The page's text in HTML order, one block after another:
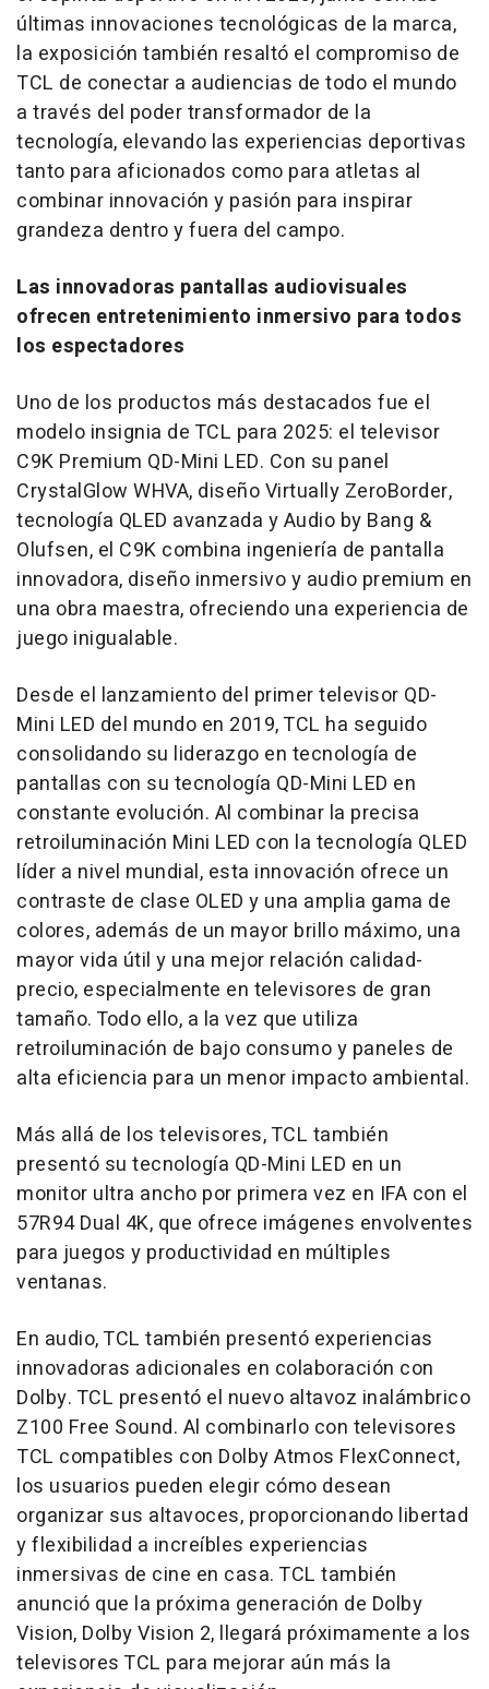
últimas innovaciones tecnológicas de la marca,
la exposición también resaltó el compromiso de
TCL de conectar a audiencias de todo el mundo
a través del poder transformador de la
tecnología, elevando las experiencias deportivas
tanto para aficionados como para atletas al
combinar innovación y pasión para inspirar
grandeza dentro y fuera del campo.
Las innovadoras pantallas audiovisuales
ofrecen entretenimiento inmersivo para todos
los espectadores
Uno de los productos más destacados fue el
modelo insignia de TCL para 2025: el televisor
C9K Premium QD-Mini LED. Con su panel
CrystalGlow WHVA, diseño Virtually ZeroBorder,
tecnología QLED avanzada y Audio by Bang &
Olufsen, el C9K combina ingeniería de pantalla
innovadora, diseño inmersivo y audio premium en
una obra maestra, ofreciendo una experiencia de
juego inigualable.
Desde el lanzamiento del primer televisor QD-
Mini LED del mundo en 2019, TCL ha seguido
consolidando su liderazgo en tecnología de
pantallas con su tecnología QD-Mini LED en
constante evolución. Al combinar la precisa
retroiluminación Mini LED con la tecnología QLED
líder a nivel mundial, esta innovación ofrece un
contraste de clase OLED y una amplia gama de
colores, además de un mayor brillo máximo, una
mayor vida útil y una mejor relación calidad-
precio, especialmente en televisores de gran
tamaño. Todo ello, a la vez que utiliza
retroiluminación de bajo consumo y paneles de
alta eficiencia para un menor impacto ambiental.
Más allá de los televisores, TCL también
presentó su tecnología QD-Mini LED en un
monitor ultra ancho por primera vez en IFA con el
57R94 Dual 4K, que ofrece imágenes envolventes
para juegos y productividad en múltiples
ventanas.
En audio, TCL también presentó experiencias
innovadoras adicionales en colaboración con
Dolby. TCL presentó el nuevo altavoz inalámbrico
Z100 Free Sound. Al combinarlo con televisores
TCL compatibles con Dolby Atmos FlexConnect,
los usuarios pueden elegir cómo desean
organizar sus altavoces, proporcionando libertad
y flexibilidad a increíbles experiencias
inmersivas de cine en casa. TCL también
anunció que la próxima generación de Dolby
Vision, Dolby Vision 2, llegará próximamente a los
televisores TCL para mejorar aún más la